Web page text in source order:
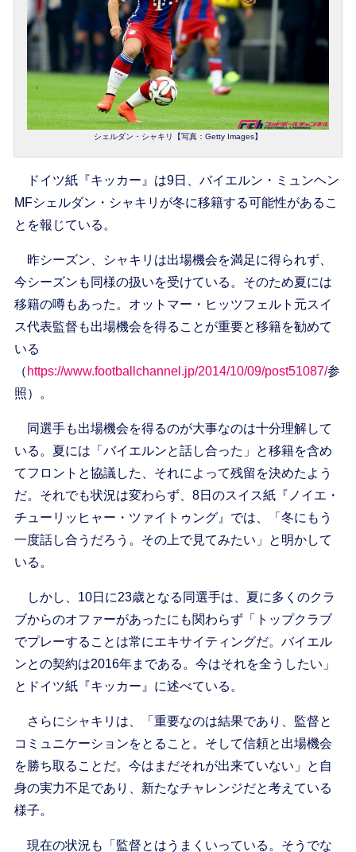
シェルダン・シャキリ【写真：Getty Images】
ドイツ紙『キッカー』は9日、バイエルン・ミュンヘン
MFシェルダン・シャキリが冬に移籍する可能性があるこ
とを報じている。
昨シーズン、シャキリは出場機会を満足に得られず、
今シーズンも同様の扱いを受けている。そのため夏には
移籍の噂もあった。オットマー・ヒッツフェルト元スイ
ス代表監督も出場機会を得ることが重要と移籍を勧めて
いる
（ https://www.footballchannel.jp/2014/10/09/post51087/参
照）。
同選手も出場機会を得るのが大事なのは十分理解して
いる。夏には「バイエルンと話し合った」と移籍を含め
てフロントと協議した、それによって残留を決めたよう
だ。それでも状況は変わらず、8日のスイス紙『ノイエ・
チューリッヒャー・ツァイトゥング』では、「冬にもう
一度話し合うだろう。その上で見てみたい」と明かして
いる。
しかし、10日に23歳となる同選手は、夏に多くのクラ
ブからのオファーがあったにも関わらず「トップクラブ
でプレーすることは常にエキサイティングだ。バイエル
ンとの契約は2016年まである。今はそれを全うしたい」
とドイツ紙『キッカー』に述べている。
さらにシャキリは、「重要なのは結果であり、監督と
コミュニケーションをとること。そして信頼と出場機会
を勝ち取ることだ。今はまだそれが出来ていない」と自
身の実力不足であり、新たなチャレンジだと考えている
様子。
現在の状況も「監督とはうまくいっている。そうでな